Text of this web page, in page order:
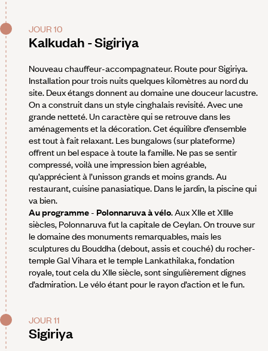
JOUR 10
Kalkudah - Sigiriya
Nouveau chauffeur-accompagnateur. Route pour Sigiriya.
Installation pour trois nuits quelques kilomètres au nord du
site. Deux étangs donnent au domaine une douceur lacustre.
On a construit dans un style cinghalais revisité. Avec une
grande netteté. Un caractère qui se retrouve dans les
aménagements et la décoration. Cet équilibre d’ensemble
est tout à fait relaxant. Les bungalows (sur plateforme)
offrent un bel espace à toute la famille. Ne pas se sentir
compressé, voilà une impression bien agréable,
qu’apprécient à l’unisson grands et moins grands. Au
restaurant, cuisine panasiatique. Dans le jardin, la piscine qui
va bien.
Au programme- Polonnaruva à vélo. Aux XIIe et XIIIe
siècles, Polonnaruva fut la capitale de Ceylan. On trouve sur
le domaine des monuments remarquables, mais les
sculptures du Bouddha (debout, assis et couché) du rocher-
temple Gal Vihara et le temple Lankathilaka, fondation
royale, tout cela du XIIe siècle, sont singulièrement dignes
d’admiration. Le vélo étant pour le rayon d’action et le fun.
JOUR 11
Sigiriya